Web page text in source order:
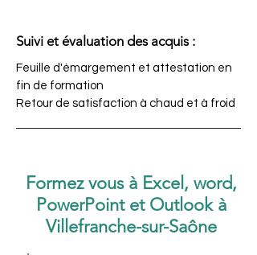
Suivi et évaluation des acquis :
Feuille d'émargement et attestation en
fin de formation
Retour de satisfaction à chaud et à froid
Formez vous à Excel, word,
PowerPoint et Outlook à
Villefranche-sur-Saône